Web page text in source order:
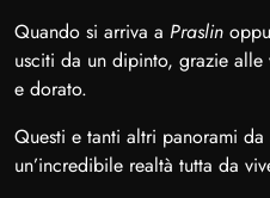
Quando si arriva a Praslin
usciti da un dipinto, grazie
e dorato.
Questi e tanti altri panorami
un’incredibile realtà tutta da